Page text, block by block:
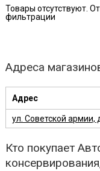
Товары отсутствуют.
фильтрации
Адреса
Адрес
ул. Советской армии,
Кто покупает